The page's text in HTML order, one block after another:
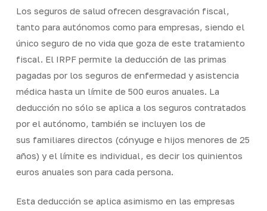
Los seguros de salud ofrecen desgravación fiscal,
tanto para autónomos como para empresas, siendo el
único seguro de no vida que goza de este tratamiento
fiscal. El IRPF permite la deducción de las primas
pagadas por los seguros de enfermedad y asistencia
médica hasta un límite de 500 euros anuales. La
deducción no sólo se aplica a los seguros contratados
por el autónomo, también se incluyen los de
sus familiares directos (cónyuge e hijos menores de 25
años) y el límite es individual, es decir los quinientos
euros anuales son para cada persona.
Esta deducción se aplica asimismo en las empresas